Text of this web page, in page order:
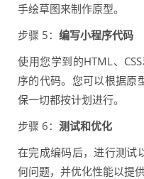
手绘草图来制作原型。
步骤 5： 编写小程序代码
使用您学到的HTML、
序的代码。您可以根据原
保一切都按计划进行。
步骤 6： 测试和优化
在完成编码后，进行测试
何问题，并优化性能以提